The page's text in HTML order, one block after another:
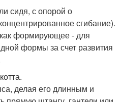
сидя, с опорой о
сгибание).
формирующее - для
формы за счет развития
делая его длинным и